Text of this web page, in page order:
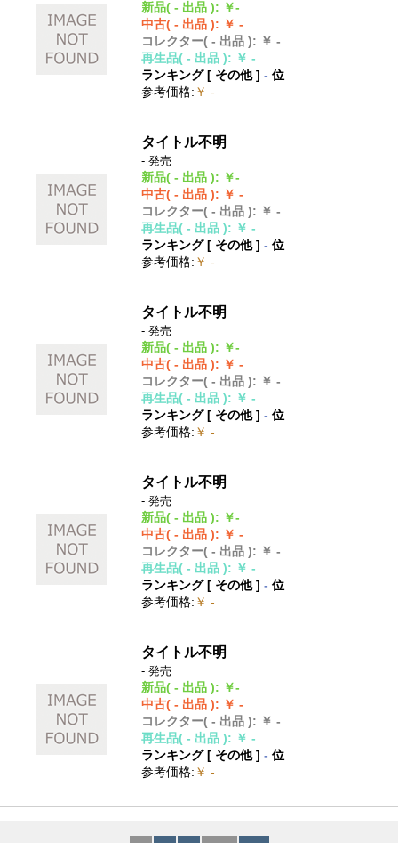
新品( - 出品 ): ￥-
中古( - 出品 ): ￥ -
コレクター( - 出品 ): ￥ -
再生品( - 出品 ): ￥ -
ランキング [ その他]- 位
参考価格: ￥ -
タイトル不明
- 発売
新品( - 出品 ): ￥-
中古( - 出品 ): ￥ -
コレクター( - 出品 ): ￥ -
再生品( - 出品 ): ￥ -
ランキング [ その他]- 位
参考価格: ￥ -
タイトル不明
- 発売
新品( - 出品 ): ￥-
中古( - 出品 ): ￥ -
コレクター( - 出品 ): ￥ -
再生品( - 出品 ): ￥ -
ランキング [ その他]- 位
参考価格: ￥ -
タイトル不明
- 発売
新品( - 出品 ): ￥-
中古( - 出品 ): ￥ -
コレクター( - 出品 ): ￥ -
再生品( - 出品 ): ￥ -
ランキング [ その他]- 位
参考価格: ￥ -
タイトル不明
- 発売
新品( - 出品 ): ￥-
中古( - 出品 ): ￥ -
コレクター( - 出品 ): ￥ -
再生品( - 出品 ): ￥ -
ランキング [ その他]- 位
参考価格: ￥ -